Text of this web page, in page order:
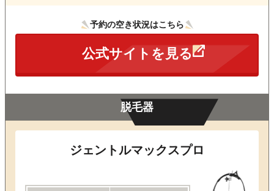
予約の空き状況はこちら
公式サイトを見る
脱毛器
ジェントルマックスプロ